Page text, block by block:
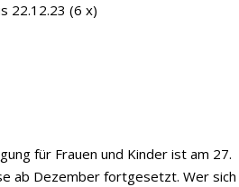
22.12.23 (6 x)
für Frauen und Kinder ist am 27.
ab Dezember fortgesetzt. Wer sich